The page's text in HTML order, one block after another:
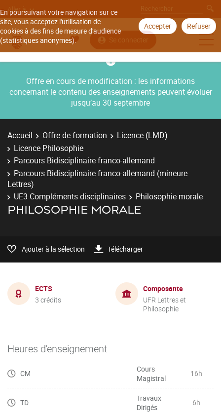
En poursuivant votre navigation sur ce
site, vous acceptez l'utilisation de
cookies à des fins de mesure d'audience
(statistiques anonymes).
Accepter Refuser
Aller à
Se connecter
Offre en cours de modification : les informations
concernant le contenu des enseignements peuvent évoluer
jusqu’au 30 septembre
Accueil Offre de formation
Licence (LMD)
Licence Philosophie
Parcours Bidisciplinaire franco-allemand
Parcours Bidisciplinaire franco-allemand (mineure
Lettres)
UE3 Compléments disciplinaires
Philosophie morale
PHILOSOPHIE MORALE
Ajouter à la sélection Télécharger
ECTS
3 crédits
Composante
UFR Lettres et
Philosophie
Heures d'enseignement
CM
Cours
Magistral
16h
TD
Travaux
Dirigés
6h